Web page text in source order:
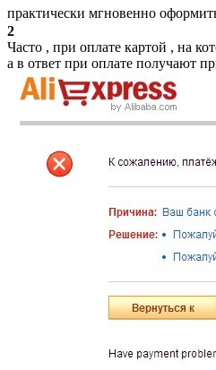
практически мгновенно
2
Часто , при оплате картой , на
а в ответ при оплате получают